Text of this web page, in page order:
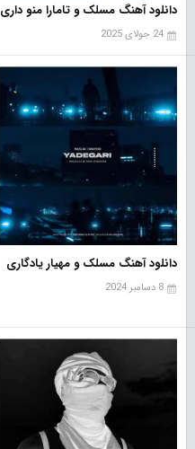
دانلود آهنگ مسلک و تامارا منو داری
24 جولای 2025
دانلود آهنگ مسلک و مهیار یادگاری
8 دسامبر 2024